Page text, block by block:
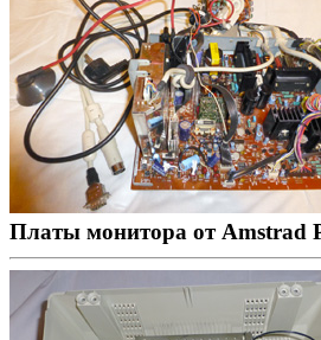
Платы монитора от Amstrad